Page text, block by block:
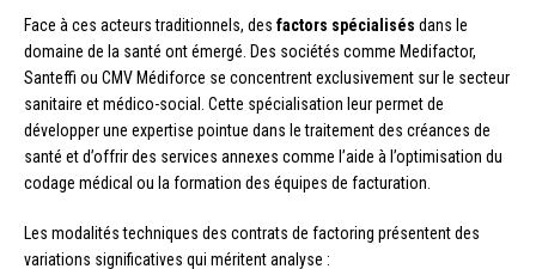
Face à ces acteurs traditionnels, des factors spécialisés dans le
domaine de la santé ont émergé. Des sociétés comme Medifactor,
Santeffi ou CMV Médiforce se concentrent exclusivement sur le secteur
sanitaire et médico-social. Cette spécialisation leur permet de
développer une expertise pointue dans le traitement des créances de
santé et d’offrir des services annexes comme l’aide à l’optimisation du
codage médical ou la formation des équipes de facturation.
Les modalités techniques des contrats de factoring présentent des
variations significatives qui méritent analyse :